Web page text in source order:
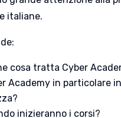
italiane.
cosa tratta Cyber
Academy in particolare
inizieranno i corsi?